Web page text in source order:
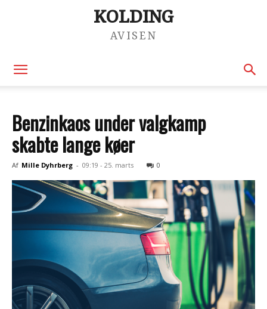
KOLDING
AVISEN
Benzinkaos under valgkamp
skabte lange køer
Af Mille Dyhrberg - 09:19 - 25. marts 0